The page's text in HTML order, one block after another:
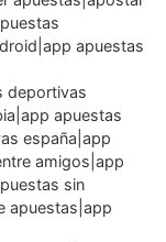
apuestas
deportivas
apuestas
españa|app
amigos|app
sin
apuestas|app